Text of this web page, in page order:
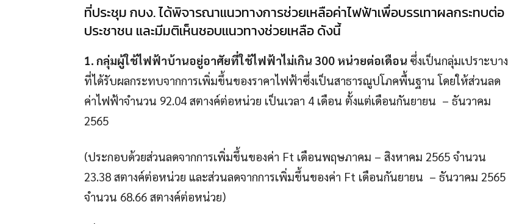
ที่ประชุม กบง. ได้พิจารณาแนวทางการช่วยเหลือค่าไฟฟ้าเพื่อบรรเทาผลกระทบต่อ
ประชาชน และมีมติเห็นชอบแนวทางช่วยเหลือ ดังนี้
1. กลุ่มผู้ใช้ไฟฟ้าบ้านอยู่อาศัยที่ใช้ไฟฟ้าไม่เกิน 300 หน่วยต่อเดือน ซึ่งเป็นกลุ่มเปราะบาง
ที่ได้รับผลกระทบจากการเพิ่มขึ้นของราคาไฟฟ้าซึ่งเป็นสาธารณูปโภคพื้นฐาน โดยให้ส่วนลด
ค่าไฟฟ้าจำนวน 92.04 สตางค์ต่อหน่วย เป็นเวลา 4 เดือน ตั้งแต่เดือนกันยายน – ธันวาคม
2565
(ประกอบด้วยส่วนลดจากการเพิ่มขึ้นของค่า Ft เดือนพฤษภาคม – สิงหาคม 2565 จำนวน
23.38 สตางค์ต่อหน่วย และส่วนลดจากการเพิ่มขึ้นของค่า Ft เดือนกันยายน – ธันวาคม 2565
จำนวน 68.66 สตางค์ต่อหน่วย)